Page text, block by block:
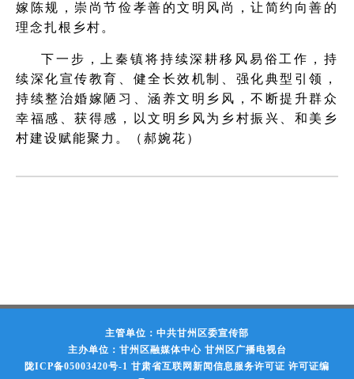
嫁陈规，崇尚节俭孝善的文明风尚，让简约向善的
理念扎根乡村。
下一步，上秦镇将持续深耕移风易俗工作，持
续深化宣传教育、健全长效机制、强化典型引领，
持续整治婚嫁陋习、涵养文明乡风，不断提升群众
幸福感、获得感，以文明乡风为乡村振兴、和美乡
村建设赋能聚力。（郝婉花）
主管单位：中共甘州区委宣传部
主办单位：甘州区融媒体中心 甘州区广播电视台
陇ICP备05003420号-1 甘肃省互联网新闻信息服务许可证 许可证编